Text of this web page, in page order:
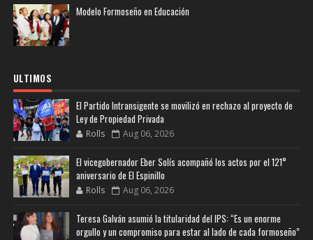
Modelo Formoseño en Educación
ULTIMOS
El Partido Intransigente se movilizó en rechazo al proyecto de
Ley de Propiedad Privada
Rolls Aug 06, 2026
El vicegobernador Eber Solís acompañó los actos por el 121°
aniversario de El Espinillo
Rolls Aug 06, 2026
Teresa Galván asumió la titularidad del IPS: “Es un enorme
orgullo y un compromiso para estar al lado de cada formoseño”